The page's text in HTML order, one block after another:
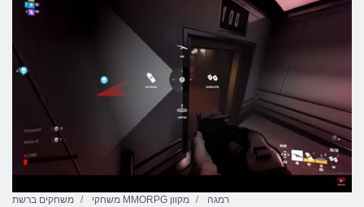
משחקים ברשת משחקי MMORPG מקוון רמגה